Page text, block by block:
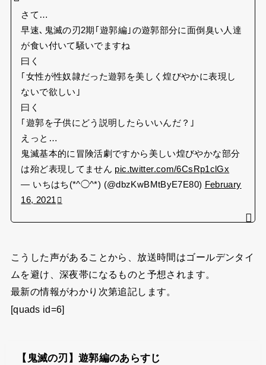
さて…
早速､鬼滅の刃2期｢遊郭編｣の遊郭部分に面倒臭い人達
が食い付いて騒いでますね
曰く
｢女性が性奴隷だった遊郭を美しく煌びやかに表現し
ないで欲しい｣
曰く
｢遊郭を子供にどう説明したらいいんだ？｣
えっと…
鬼滅基本的に冒険活劇ですから美しい煌びやかな部分
は殆ど表現してません pic.twitter.com/6CsRp1clGx
— いちはち(*^◯^*) (@dbzKwBMtByE7E80) February
16, 2021
こうした声があることから、放送時間はゴールデンタイ
ムを避け、深夜帯になるものと予想されます。
最新の情報がわかり次第追記します。
[quads id=6]
【鬼滅の刃】遊郭編のあらすじ